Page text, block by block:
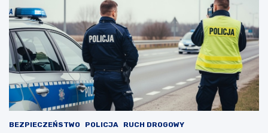
BEZPIECZEŃSTWO POLICJA RUCH DROGOWY